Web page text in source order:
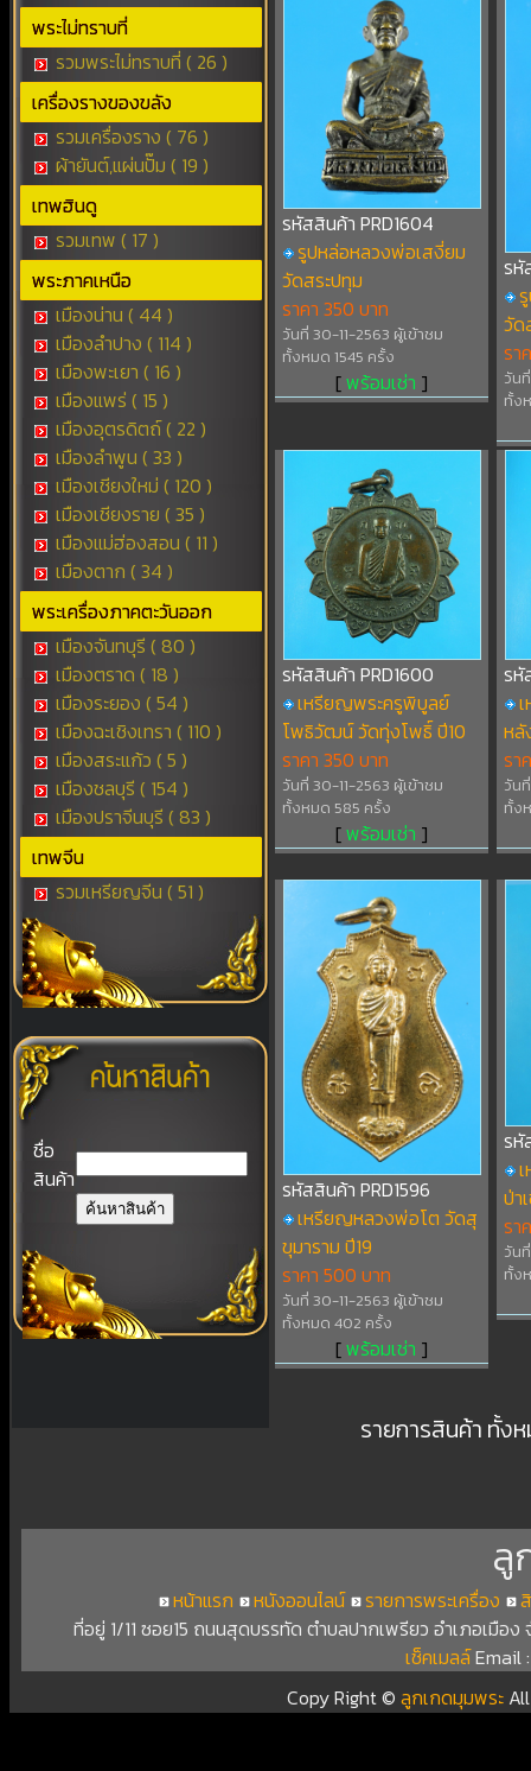
พระไม่ทราบที่
รวมพระไม่ทราบที่ ( 26 )
เครื่องรางของขลัง
รวมเครื่องราง ( 76 )
ผ้ายันต์,แผ่นปั๊ม ( 19 )
เทพฮินดู
รวมเทพ ( 17 )
พระภาคเหนือ
เมืองน่าน ( 44 )
เมืองลำปาง ( 114 )
เมืองพะเยา ( 16 )
เมืองแพร่ ( 15 )
เมืองอุตรดิตถ์ ( 22 )
เมืองลำพูน ( 33 )
เมืองเชียงใหม่ ( 120 )
เมืองเชียงราย ( 35 )
เมืองแม่ฮ่องสอน ( 11 )
เมืองตาก ( 34 )
พระเครื่องภาคตะวันออก
เมืองจันทบุรี ( 80 )
เมืองตราด ( 18 )
เมืองระยอง ( 54 )
เมืองฉะเชิงเทรา ( 110 )
เมืองสระแก้ว ( 5 )
เมืองชลบุรี ( 154 )
เมืองปราจีนบุรี ( 83 )
เทพจีน
รวมเหรียญจีน ( 51 )
ชื่อ
สินค้า
รหัสสินค้า PRD1604
รูปหล่อหลวงพ่อเสงี่ยม
วัดสระปทุม
ราคา 350 บาท
วันที่ 30-11-2563 ผู้เข้าชม
ทั้งหมด 1545 ครั้ง
[พร้อมเช่า ]
รหั
วัด
รา
วัน
ทั้ง
รหัสสินค้า PRD1600
เหรียญพระครูพิบูลย์
โพธิวัฒน์ วัดทุ่งโพธิ์ ปี10
ราคา 350 บาท
วันที่ 30-11-2563 ผู้เข้าชม
ทั้งหมด 585 ครั้ง
[พร้อมเช่า ]
รหั
หลั
รา
วัน
ทั้ง
รหัสสินค้า PRD1596
เหรียญหลวงพ่อโต วัดสุ
ขุมาราม ปี19
ราคา 500 บาท
วันที่ 30-11-2563 ผู้เข้าชม
ทั้งหมด 402 ครั้ง
[พร้อมเช่า ]
รหั
ป่า
รา
วัน
ทั้ง
รายการสินค้า ทั้ง
ลู
หน้าแรก หนังออนไลน์ รายการพระเครื่อง
ที่อยู่ 1/11 ซอย15 ถนนสุดบรรทัด ตำบลปากเพรียว อำเภอเมือ
เช็คเมลล์Email
Copy Right ©ลูกเกดมุมพระ